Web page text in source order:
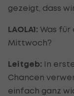
gezeigt, dass
LAOLA1: Was für
Mittwoch?
Leitgeb: In
Chancen
einfach ganz